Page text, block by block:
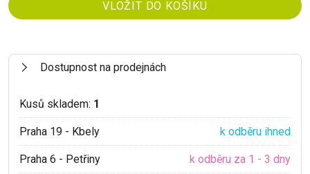
Dostupnost na prodejnách
Kusů skladem: 1
Praha 19 - Kbely k odběru ihned
Praha 6 - Petřiny k odběru za 1 - 3 dny